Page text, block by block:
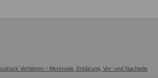
Verfahren – Merkmale, Erklärung, Vor- und Nachteile